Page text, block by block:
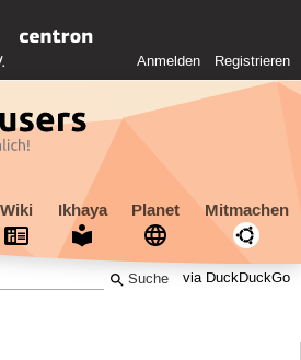
Anmelden Registrieren
Wiki Ikhaya Planet Mitmachen
via DuckDuckGo